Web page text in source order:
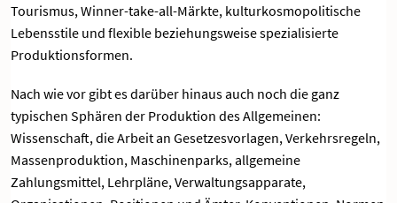
Tourismus, Winner-take-all-Märkte, kulturkosmopolitische
Lebensstile und flexible beziehungsweise spezialisierte
Produktionsformen.
Nach wie vor gibt es darüber hinaus auch noch die ganz
typischen Sphären der Produktion des Allgemeinen:
Wissenschaft, die Arbeit an Gesetzesvorlagen, Verkehrsregeln,
Massenproduktion, Maschinenparks, allgemeine
Zahlungsmittel, Lehrpläne, Verwaltungsapparate,